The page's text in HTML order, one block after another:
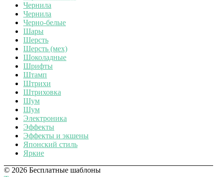
Чернила
Чернила
Черно-белые
Шары
Шерсть
Шерсть (мех)
Шоколадные
Шрифты
Штамп
Штрихи
Штриховка
Шум
Шум
Электроника
Эффекты
Эффекты и экшены
Японский стиль
Яркие
© 2026 Бесплатные шаблоны